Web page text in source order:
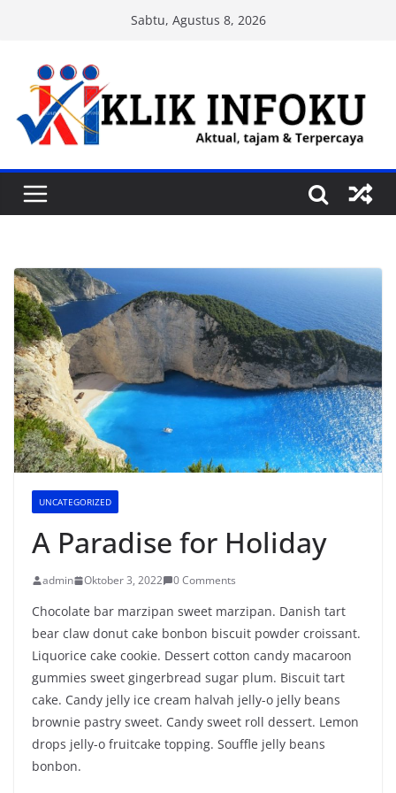
content
Sabtu, Agustus 8, 2026
UNCATEGORIZED
A Paradise for Holiday
admin Oktober 3, 2022 0 Comments
Chocolate bar marzipan sweet marzipan. Danish tart
bear claw donut cake bonbon biscuit powder croissant.
Liquorice cake cookie. Dessert cotton candy macaroon
gummies sweet gingerbread sugar plum. Biscuit tart
cake. Candy jelly ice cream halvah jelly-o jelly beans
brownie pastry sweet. Candy sweet roll dessert. Lemon
drops jelly-o fruitcake topping. Souffle jelly beans
bonbon.